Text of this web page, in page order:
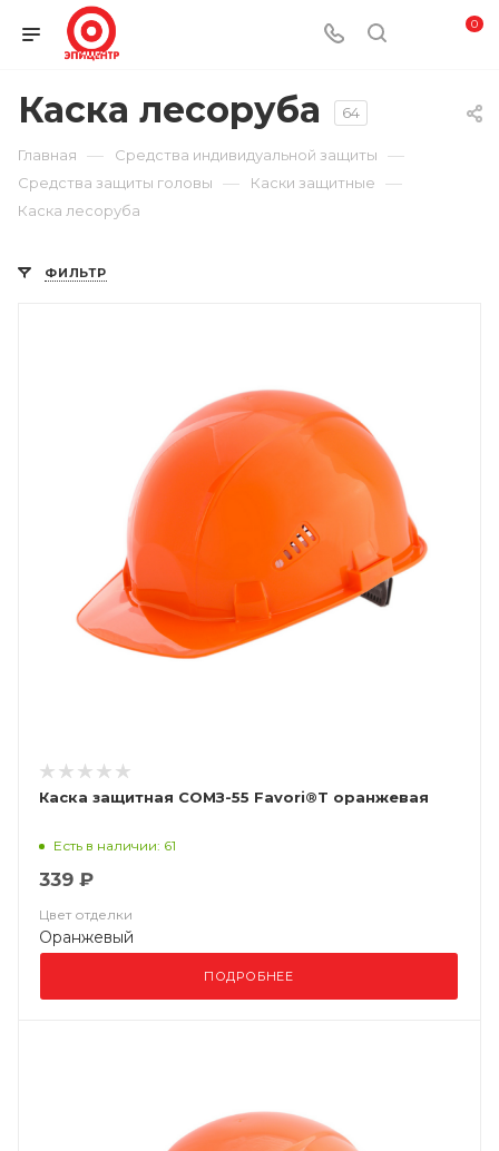
0
Каска лесоруба 64
Главная — Средства индивидуальной защиты —
Средства защиты головы — Каски защитные —
Каска лесоруба
ФИЛЬТР
Каска защитная СОМЗ-55 Favori®T оранжевая
Есть в наличии: 61
339 ₽
Цвет отделки
Оранжевый
ПОДРОБНЕЕ